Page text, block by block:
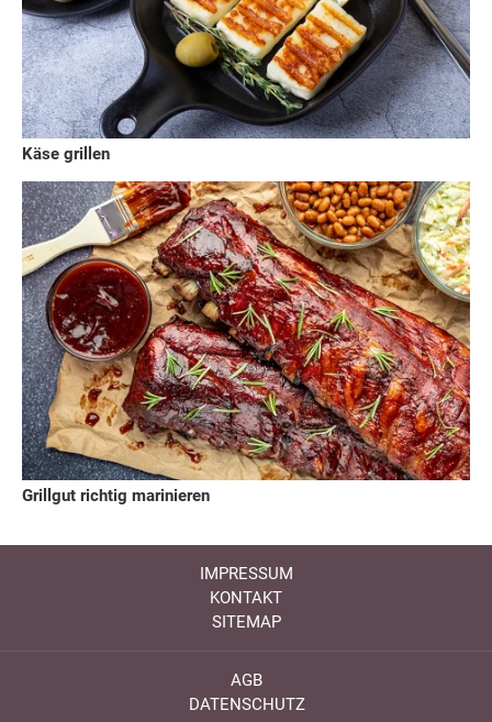
Käse grillen
Grillgut richtig marinieren
IMPRESSUM
KONTAKT
SITEMAP
AGB
DATENSCHUTZ